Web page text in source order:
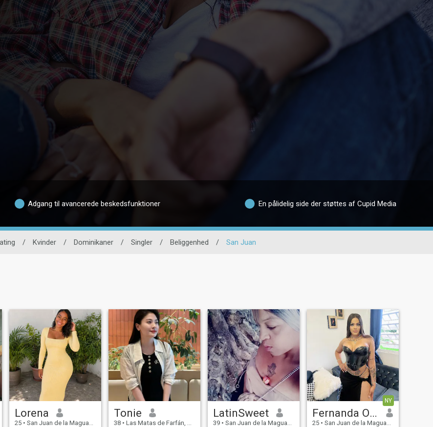
Adgang til avancerede beskedsfunktioner En pålidelig side der støttes af Cupid Media
/ Kvinder / Dominikaner / Singler / Beliggenhed / San Juan
Lorena
25 • San Juan de la Maguana, San Juan, DR Dominikanske
Tonie
38 • Las Matas de Farfán, San Juan, DR Dominikanske
LatinSweet
39 • San Juan de la Maguana, San Juan, DR Dominikanske
NY
Fernanda Ogando
25 • San Juan de la Maguana, San Juan, DR Dominikanske